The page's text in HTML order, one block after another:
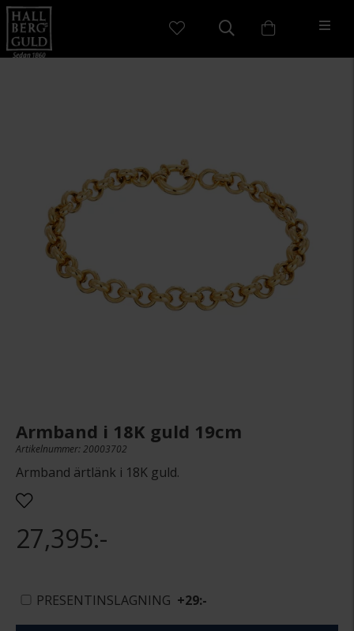
Armband i 18K guld 19cm
Artikelnummer: 20003702
Armband ärtlänk i 18K guld.
27,395:-
PRESENTINSLAGNING +29:-